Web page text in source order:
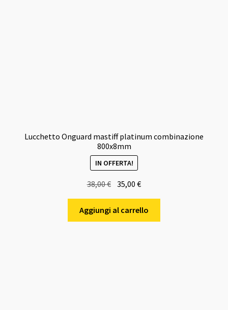
Lucchetto Onguard mastiff platinum combinazione
800x8mm
IN OFFERTA!
38,00€
originale
era:
35,00€Il
attuale
è:
Aggiungi al carrello